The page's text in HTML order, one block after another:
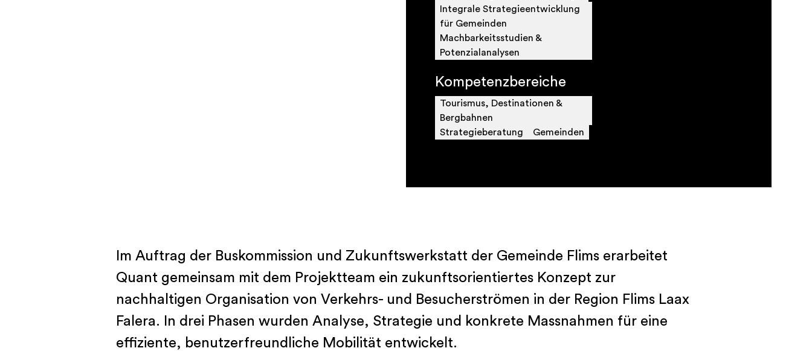
Integrale Strategieentwicklung
für Gemeinden
Machbarkeitsstudien &
Potenzialanalysen
Kompetenzbereiche
Tourismus, Destinationen &
Bergbahnen
Strategieberatung
Gemeinden
Im Auftrag der Buskommission und Zukunftswerkstatt der Gemeinde Flims erarbeitet
Quant gemeinsam mit dem Projektteam ein zukunftsorientiertes Konzept zur
nachhaltigen Organisation von Verkehrs- und Besucherströmen in der Region Flims Laax
Falera. In drei Phasen wurden Analyse, Strategie und konkrete Massnahmen für eine
effiziente, benutzerfreundliche Mobilität entwickelt.